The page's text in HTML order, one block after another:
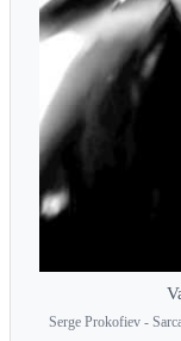
Serge Prokofiev -